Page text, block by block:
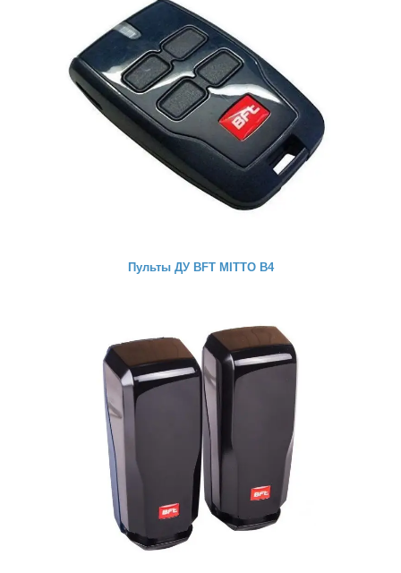
Пульты ДУ BFT MITTO B4